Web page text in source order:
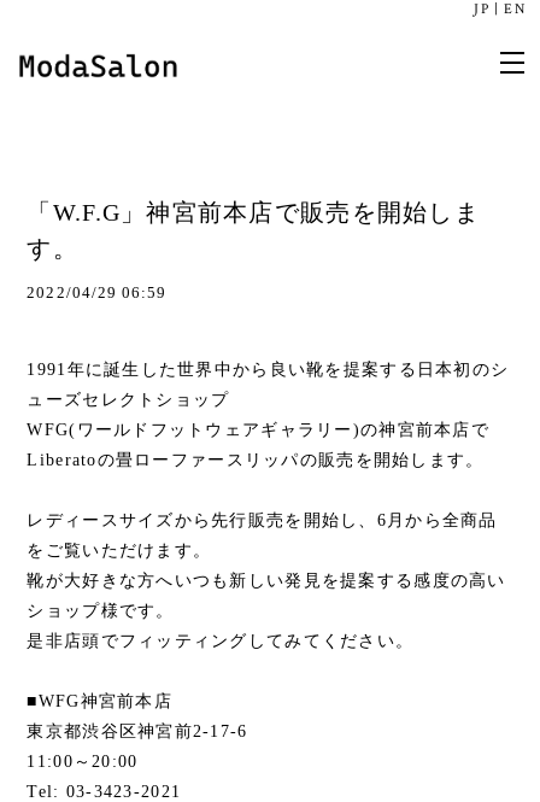
JP EN
「W.F.G」神宮前本店で販売を開始しま
す。
2022/04/29 06:59
1991年に誕生した世界中から良い靴を提案する日本初のシ
ューズセレクトショップ
WFG(ワールドフットウェアギャラリー)の神宮前本店で
Liberatoの畳ローファースリッパの販売を開始します。
レディースサイズから先行販売を開始し、6月から全商品
をご覧いただけます。
靴が大好きな方へいつも新しい発見を提案する感度の高い
ショップ様です。
是非店頭でフィッティングしてみてください。
■WFG神宮前本店
東京都渋谷区神宮前2-17-6
11:00～20:00
Tel: 03-3423-2021